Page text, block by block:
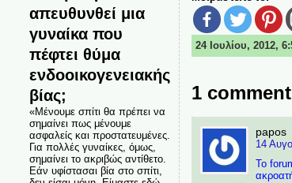
απευθυνθεί μια
γυναίκα που
πέφτει θύμα
ενδοοικογενειακής
βίας;
«Μένουμε σπίτι θα πρέπει να
σημαίνει πως μένουμε
ασφαλείς και προστατευμένες.
Για πολλές γυναίκες, όμως,
σημαίνει το ακριβώς αντίθετο.
Εάν υφίστασαι βία στο σπίτι,
24 Ιουλίου, 2012,
1
papos
14
To